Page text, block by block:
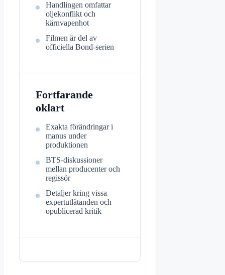
Handlingen omfattar
oljekonflikt och
kärnvapenhot
Filmen är del av
officiella Bond-serien
Fortfarande
oklart
Exakta förändringar i
manus under
produktionen
BTS-diskussioner
mellan producenter och
regissör
Detaljer kring vissa
expertutlåtanden och
opublicerad kritik